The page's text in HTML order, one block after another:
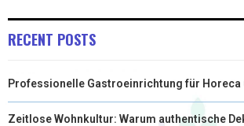
RECENT POSTS
Professionelle Gastroeinrichtung für Horeca
Zeitlose Wohnkultur: Warum authentische